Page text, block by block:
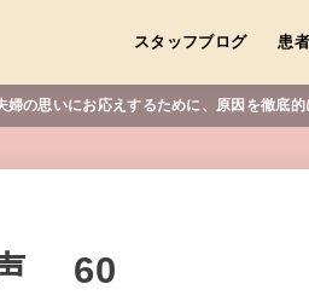
スタッフブログ 患
の思いにお応えするために、原因を徹底
声 60